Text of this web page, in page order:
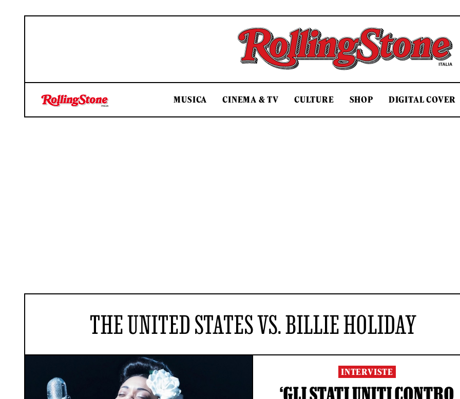
Rolling Stone Italia
MUSICA CINEMA & TV CULTURE SHOP DIGITAL COVER
THE UNITED STATES VS. BILLIE HOLIDAY
INTERVISTE
‘GLI STATI UNITI CONTRO